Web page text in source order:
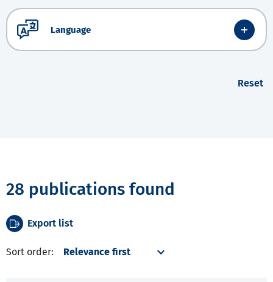
Language
Reset
28 publications found
Export list
Sort order: